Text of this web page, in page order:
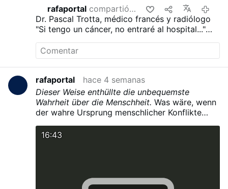
rafaportalcompartió esto
Dr. Pascal Trotta, médico francés y radiólogo
"Si tengo un cáncer, no entraré al hospital..."
quimioterapia..."
"Dejaría de trabajar..."
rafaportal
hace 4 semanas
Dieser Weise enthüllte die unbequemste
Wahrheit über die Menschheit. Was wäre, wenn
der wahre Ursprung menschlicher Konflikte
läge, sondern in uns selbst?
16:43